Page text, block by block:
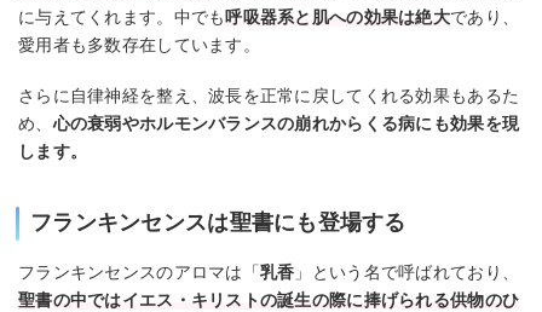
に与えてくれます。中でも 呼吸器系と肌への効果は絶大であり、
愛用者も多数存在しています。
さらに自律神経を整え、波長を正常に戻してくれる効果もあるた
め、 心の衰弱やホルモンバランスの崩れからくる病にも効果を現
します。
フランキンセンスは聖書にも登場する
フランキンセンスのアロマは「乳香 」という名で呼ばれており、
聖書の中ではイエス・キリストの誕生の際に捧げられる供物のひ